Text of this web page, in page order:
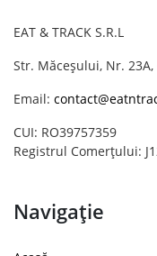
EAT & TRACK S.R.L
Str. Măceșului, Nr.
Email:
CUI: RO39757359
Registrul Comerțului:
Navigație